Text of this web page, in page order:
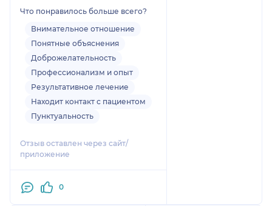
Что понравилось больше всего?
Внимательное отношение
Понятные объяснения
Доброжелательность
Профессионализм и опыт
Результативное лечение
Находит контакт с пациентом
Пунктуальность
Отзыв оставлен через сайт/
приложение
0